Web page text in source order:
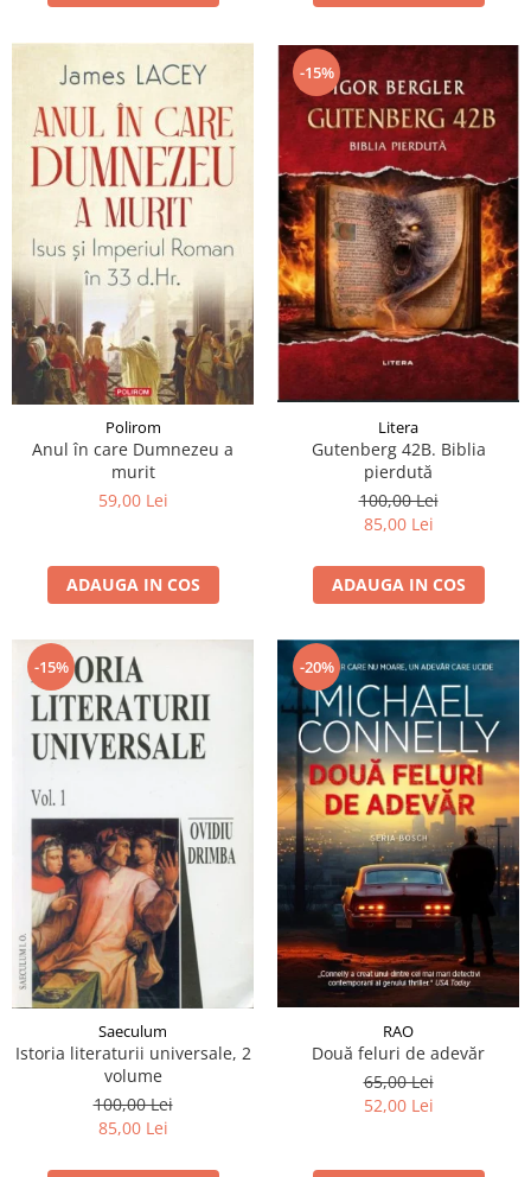
Polirom
Anul în care Dumnezeu a
murit
59,00 Lei
ADAUGA IN COS
-15%
Litera
Gutenberg 42B. Biblia
pierdută
100,00 Lei
85,00 Lei
ADAUGA IN COS
-15%
Saeculum
Istoria literaturii universale, 2
volume
100,00 Lei
85,00 Lei
-20%
RAO
Două feluri de adevăr
65,00 Lei
52,00 Lei